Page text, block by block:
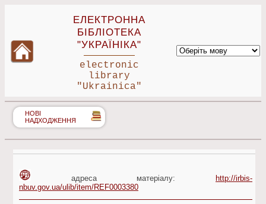
ЕЛЕКТРОННА
БІБЛІОТЕКА
"УКРАЇНІКА"
electronic
library
"Ukrainica"
НОВІ
НАДХОДЖЕННЯ
адреса матеріалу: http://irbis-
nbuv.gov.ua/ulib/item/REF0003380